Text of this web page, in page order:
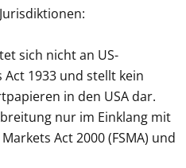
sich nicht an US-
1933 und stellt kein
in den USA dar.
nur im Einklang mit
Act 2000 (FSMA) und